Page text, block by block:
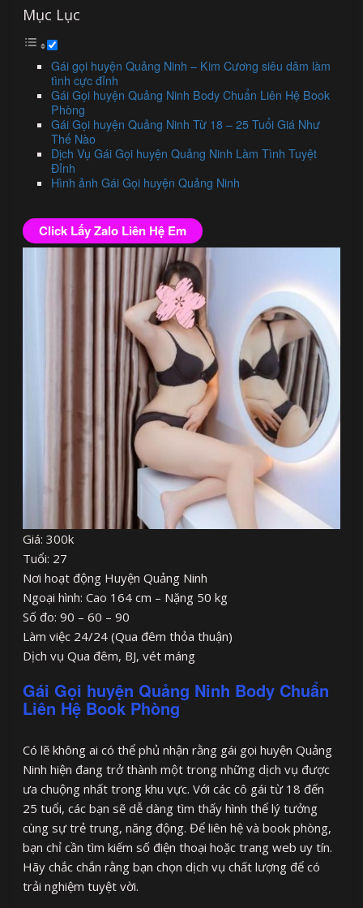
Mục Lục
Gái gọi huyện Quảng Ninh – Kim Cương siêu dâm làm
tình cực đỉnh
Gái Gọi huyện Quảng Ninh Body Chuẩn Liên Hệ Book
Phòng
Gái Gọi huyện Quảng Ninh Từ 18 – 25 Tuổi Giá Như
Thế Nào
Dịch Vụ Gái Gọi huyện Quảng Ninh Làm Tình Tuyệt
Đỉnh
Hình ảnh Gái Gọi huyện Quảng Ninh
Click Lấy Zalo Liên Hệ Em
Giá: 300k
Tuổi: 27
Nơi hoạt động Huyện Quảng Ninh
Ngoại hình: Cao 164 cm – Nặng 50 kg
Số đo: 90 – 60 – 90
Làm việc 24/24 (Qua đêm thỏa thuận)
Dịch vụ Qua đêm, BJ, vét máng
Gái Gọi huyện Quảng Ninh Body Chuẩn
Liên Hệ Book Phòng
Có lẽ không ai có thể phủ nhận rằng gái gọi huyện Quảng
Ninh hiện đang trở thành một trong những dịch vụ được
ưa chuộng nhất trong khu vực. Với các cô gái từ 18 đến
25 tuổi, các bạn sẽ dễ dàng tìm thấy hình thể lý tưởng
cùng sự trẻ trung, năng động. Để liên hệ và book phòng,
bạn chỉ cần tìm kiếm số điện thoại hoặc trang web uy tín.
Hãy chắc chắn rằng bạn chọn dịch vụ chất lượng để có
trải nghiệm tuyệt vời.